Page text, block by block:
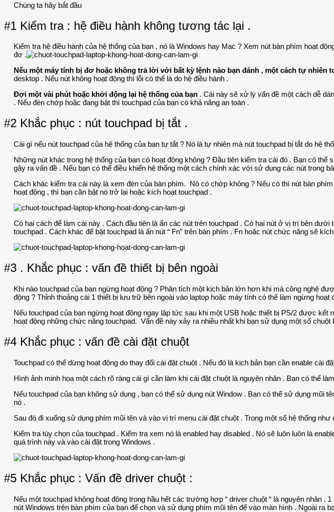
Chúng ta hãy bắt đầu
#1 Kiểm tra : hệ điều hành không tương tác lại .
Kiểm tra hệ điều hành của hệ thống của bạn , nó là Windows hay Mac ? Xem nút bàn phím hoạt
đơ .
Nếu một máy tính bị đơ hoặc không trả lời với bất kỳ lệnh nào bạn đánh , một cách tự nhiên
desktop . Nếu nút không hoạt động thì lỗi có thể là do hệ điều hành .
Đợi một vài phút hoặc khởi động lại hệ thống của bạn . Cái này sẽ xử lý vấn đề một cách dễ
. Nếu đèn chớp hoặc đang bật thì touchpad của bạn có khả năng an toàn .
#2 Khắc phục : nút touchpad bị tắt .
Cái gì nếu nút touchpad của hệ thống của bạn tự tắt ? Nó là tự nhiên mà nút touchpad bị tắt do hệ
Những nút khác trong hệ thống của bạn có hoạt động không ? Đầu tiên kiểm tra cái đó . Bạn có
gây ra vấn đề . Nếu bạn có thể điều khiển hệ thống một cách chính xác với sử dụng các nút trong
Cách khác kiểm tra cái này là xem đèn của bàn phím. Nó có chớp không ? Nếu có thì nút bàn
hoạt động , thì bạn cần bật nó trở lại hoặc kích hoạt touchpad .
Có hai cách để làm cái này . Cách đầu tiên là ấn các nút trên touchpad . Có hai nút ở vị trí bên
touchpad . Cách khác để bật touchpad là ấn nút “ Fn” trên bàn phím . Fn hoặc nút chức năng sẽ
#3 . Khắc phục : vấn đề thiết bị bên ngoài
Khi nào touchpad của bạn ngừng hoạt động ? Phân tích một kịch bản lớn hơn khi mà công nghệ
động ? Thỉnh thoảng cài 1 thiết bị lưu trữ bên ngoài vào laptop hoặc máy tính có thể làm ngừng
Nếu touchpad của bạn ngừng hoạt động ngay lập tức sau khi một USB hoặc thiết bị PS/2 được
hoạt động những chức năng touchpad. Vấn đề này xảy ra nhiều nhất khi bạn sử dụng một số chuột
#4 Khắc phục : vấn đề cài đặt chuột
Touchpad có thể dừng hoạt động do thay đổi cài đặt chuột . Nếu đó là kịch bản bạn cần enable cài
Hình ảnh minh họa một cách rõ ràng cái gì cần làm khi cài đặt chuột là nguyên nhân . Bạn có thể
Nếu touchpad của bạn không sử dụng , bạn có thể sử dụng nút Window . Bạn có thể sử dụng mũi
nó .
Sau đó đi xuống sử dụng phím mũi tên và vào vị trí menu cài đặt chuột . Trong một số hệ thống
Kiểm tra tùy chọn của touchpad . Kiểm tra xem nó là enabled hay disabled . Nó sẽ luôn luôn là
quá trình này và vào cài đặt trong Windows .
#5 Khắc phục : Vấn đề driver chuột :
Nếu một touchpad không hoạt động trong hầu hết các trường hợp “ driver chuột “ là nguyên nhân
nút Windows trên bàn phím của bạn để chọn và sử dụng phím mũi tên để vào màn hình . Ngoài ra